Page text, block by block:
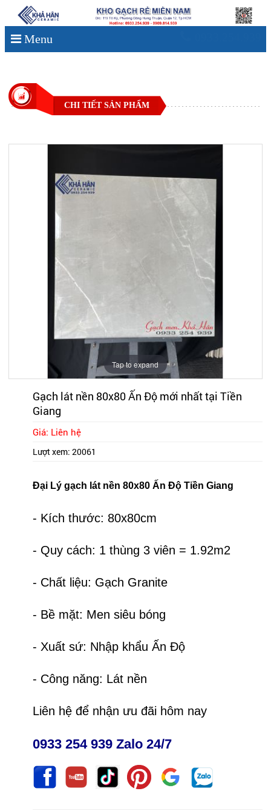
Menu
CHI TIẾT SẢN PHẨM
Tap to expand
Gạch lát nền 80x80 Ấn Độ mới nhất tại Tiền
Giang
Giá: Liên hệ
Lượt xem: 20061
Đại Lý gạch lát nền 80x80 Ấn Độ Tiền Giang
- Kích thước: 80x80cm
- Quy cách: 1 thùng 3 viên = 1.92m2
- Chất liệu: Gạch Granite
- Bề mặt: Men siêu bóng
- Xuất sứ: Nhập khẩu Ấn Độ
- Công năng: Lát nền
Liên hệ để nhận ưu đãi hôm nay
0933 254 939 Zalo 24/7